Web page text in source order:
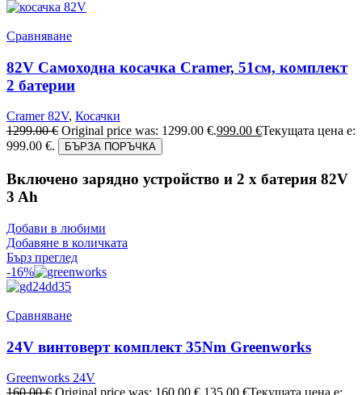
Сравняване
82V Самоходна косачка Cramer, 51см, комплект
2 батерии
Cramer 82V, Косачки
1299.00€ Original price was: 1299.00 €.999.00 €Текущата цена е:
999.00 €.
БЪРЗА ПОРЪЧКА
Включено зарядно устройство и 2 x батерия 82V
3 Ah
Добави в любими
Добавяне в количката
Бърз преглед
-16%
Сравняване
24V винтоверт комплект 35Nm Greenworks
Greenworks 24V